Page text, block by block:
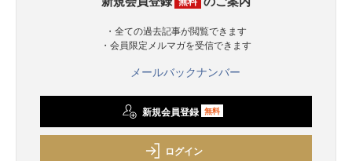
・全ての過去記事が閲覧できます
・会員限定メルマガを受信できます
メールバックナンバー
新規会員登録 無料
ログイン